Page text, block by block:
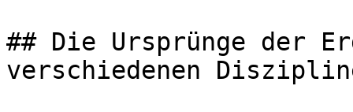
## Die Ursprünge der
verschiedenen